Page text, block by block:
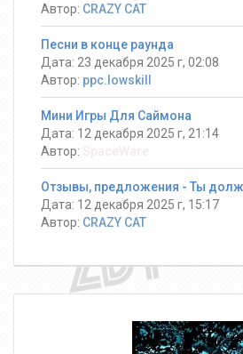
Автор: CRAZY CAT
Песни в конце раунда
Дата: 23 декабря 2025 г, 02:08
Автор: ppc.lowskill
Мини Игры Для Саймона
Дата: 12 декабря 2025 г, 21:14
Автор:
Дата: 12 декабря 2025 г, 15:17
Автор: CRAZY CAT